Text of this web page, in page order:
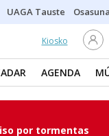
UAGA Tauste
Kiosko
AGENDA
por tormentas